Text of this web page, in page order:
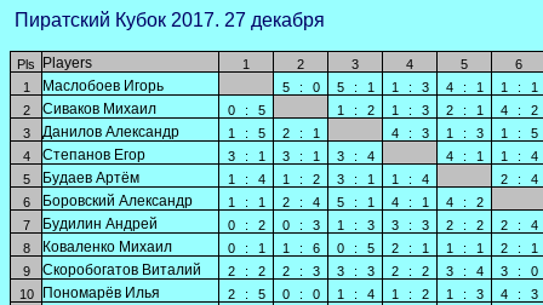
Пиратский Кубок 2017. 27 декабря
Pls Players 1 2 3 4 5
6
1
Маслобоев Игорь 5 : 0 5 : 1 1 : 3 4 : 1 1 :
1
2
Сиваков Михаил 0 : 5 1 : 2 1 : 3 2 : 1 4 :
2
3
Данилов Александр 1 : 5 2 : 1 4 : 3 1 : 3 1 :
5
4
Степанов Егор 3 : 1 3 : 1 3 : 4 4 : 1 1 :
4
5
Будаев Артём 1 : 4 1 : 2 3 : 1 1 : 4 2 :
4
6
Боровский Александр 1 : 1 2 : 4 5 : 1 4 : 1 4 :
2
7
Будилин Андрей 0 : 2 0 : 3 1 : 3 3 : 3 2 : 2 2 :
4
8
Коваленко Михаил 0 : 1 1 : 6 0 : 5 2 : 1 1 : 1 2 :
1
9
Скоробогатов Виталий 2 : 2 2 : 3 3 : 3 2 : 2 3 : 4 3 :
0
10
Пономарёв Илья 2 : 5 0 : 0 1 : 4 1 : 2 1 : 3 4 :
3